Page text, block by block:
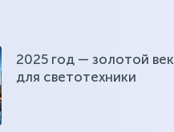
2025 год — золотой век
для светотехники